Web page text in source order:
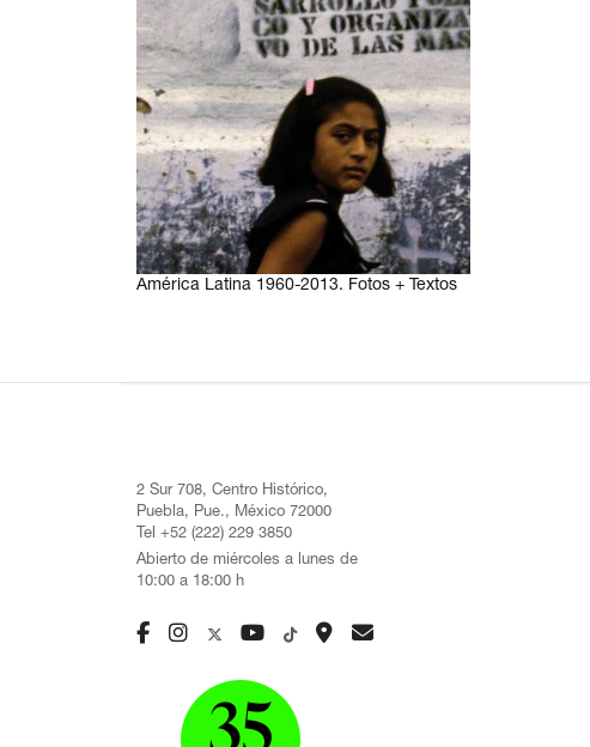
América Latina 1960-2013. Fotos + Textos
2 Sur 708, Centro Histórico,
Puebla, Pue., México 72000
Tel +52 (222) 229 3850
Abierto de miércoles a lunes de
10:00 a 18:00 h